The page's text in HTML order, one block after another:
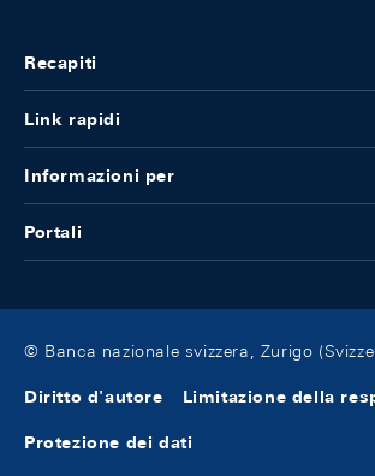
Recapiti
Link rapidi
Informazioni per
Portali
© Banca nazionale svizzera, Zurigo
Diritto d'autore Limitazione della
Protezione dei dati